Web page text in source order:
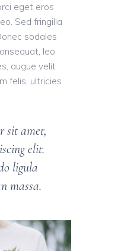
eget eros
Sed fringilla
sodales
leo
augue velit
felis, ultricies
sit amet,
elit.
ligula
massa.